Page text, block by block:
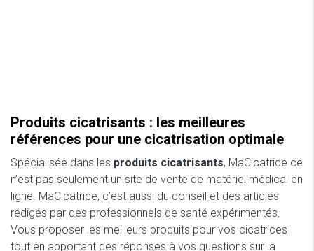
Produits cicatrisants : les meilleures
références pour une cicatrisation optimale
Spécialisée dans les produits cicatrisants, MaCicatrice ce
n’est pas seulement un site de vente de matériel médical en
ligne. MaCicatrice, c’est aussi du conseil et des articles
rédigés par des professionnels de santé expérimentés.
Vous proposer les meilleurs produits pour vos cicatrices
tout en apportant des réponses à vos questions sur la